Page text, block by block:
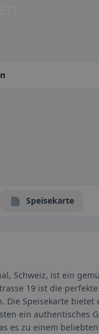
Speisekarte
Schweiz, ist ein
19 ist die
Die Speisekarte
ein authentisches
es zu einem